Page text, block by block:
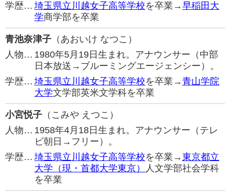
学歴… 埼玉県立川越女子高等学校を卒業→早稲田大
学商学部を卒業
青池奈津子 （あおいけ なつこ）
人物… 1980年5月19日生まれ。アナウンサー（中部
日本放送→ブルーミングエージェンシー）。
学歴… 埼玉県立川越女子高等学校を卒業→青山学院
大学文学部英米文学科を卒業
小宮悦子 （こみや えつこ）
人物… 1958年4月18日生まれ。アナウンサー（テレ
ビ朝日→フリー）。
学歴… 埼玉県立川越女子高等学校を卒業→東京都立
大学（現・首都大学東京）
人文学部社会学科
を卒業